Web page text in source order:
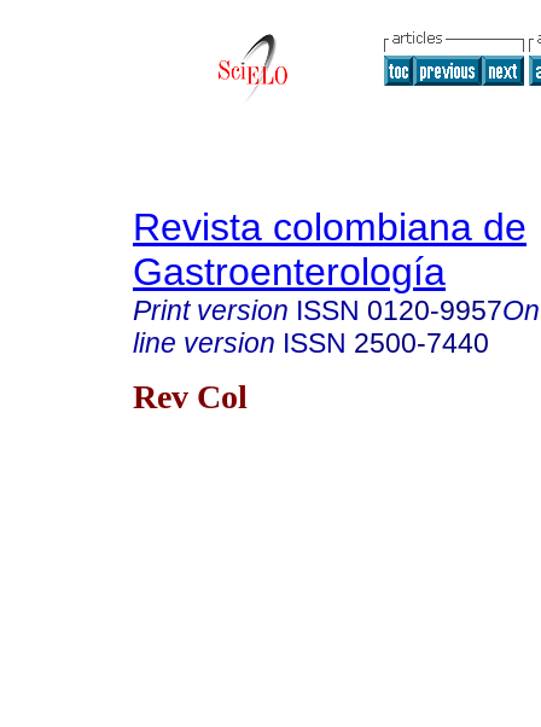
Revista colombiana de
Gastroenterología
Print version ISSN 0120-9957
line version ISSN 2500-7440
Rev Col